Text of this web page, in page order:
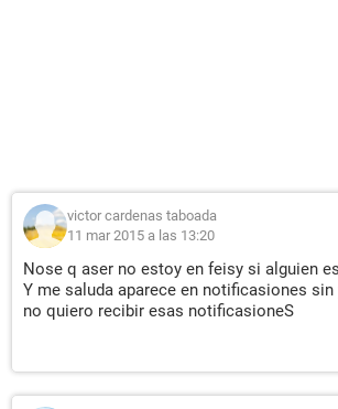
victor cardenas taboada
11 mar 2015 a las 13:20
Nose q aser no estoy en feisy si alguien
Y me saluda aparece en notificasiones
no quiero recibir esas notificasioneS